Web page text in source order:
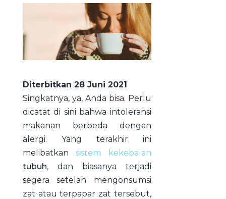
Diterbitkan 28 Juni 2021
Singkatnya, ya, Anda bisa. Perlu
dicatat di sini bahwa intoleransi
makanan berbeda dengan
alergi. Yang terakhir ini
melibatkansistem kekebalan
tubuh, dan biasanya terjadi
segera setelah mengonsumsi
zat atau terpapar zat tersebut,